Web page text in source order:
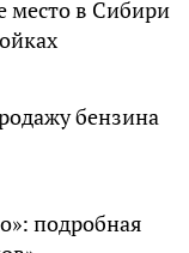
место в Сибири
бензина
подробная